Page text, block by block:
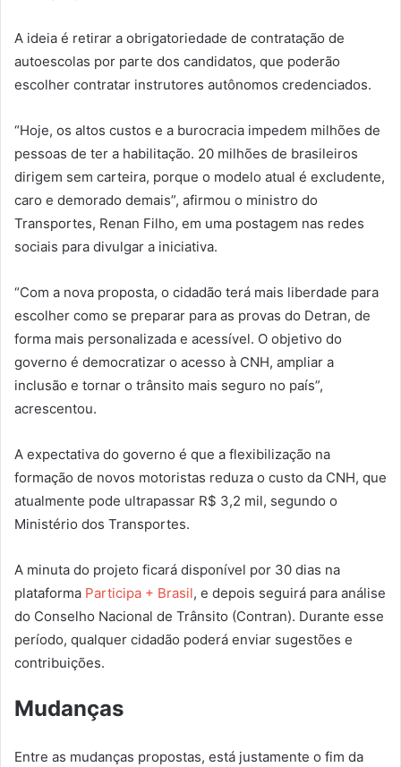
A ideia é retirar a obrigatoriedade de contratação de
autoescolas por parte dos candidatos, que poderão
escolher contratar instrutores autônomos credenciados.
“Hoje, os altos custos e a burocracia impedem milhões de
pessoas de ter a habilitação. 20 milhões de brasileiros
dirigem sem carteira, porque o modelo atual é excludente,
caro e demorado demais”, afirmou o ministro do
Transportes, Renan Filho, em uma postagem nas redes
sociais para divulgar a iniciativa.
“Com a nova proposta, o cidadão terá mais liberdade para
escolher como se preparar para as provas do Detran, de
forma mais personalizada e acessível. O objetivo do
governo é democratizar o acesso à CNH, ampliar a
inclusão e tornar o trânsito mais seguro no país”,
acrescentou.
A expectativa do governo é que a flexibilização na
formação de novos motoristas reduza o custo da CNH, que
atualmente pode ultrapassar R$ 3,2 mil, segundo o
Ministério dos Transportes.
A minuta do projeto ficará disponível por 30 dias na
plataforma Participa + Brasil, e depois seguirá para análise
do Conselho Nacional de Trânsito (Contran). Durante esse
período, qualquer cidadão poderá enviar sugestões e
contribuições.
Mudanças
Entre as mudanças propostas, está justamente o fim da